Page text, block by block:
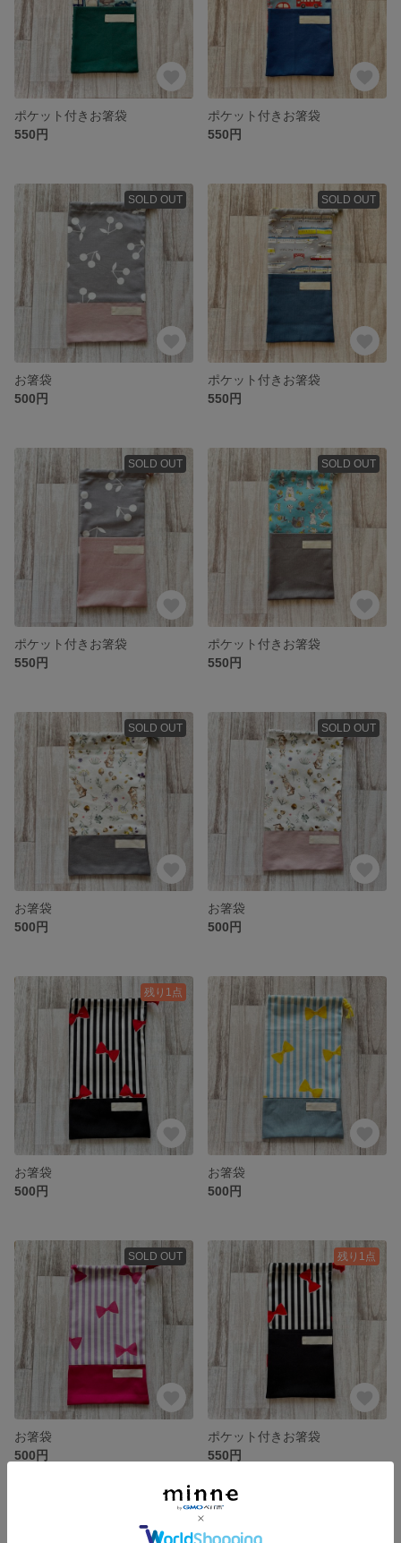
ポケット付きお箸袋
550円
ポケット付きお箸袋
550円
SOLD OUT
お箸袋
500円
SOLD OUT
ポケット付きお箸袋
550円
SOLD OUT
ポケット付きお箸袋
550円
SOLD OUT
ポケット付きお箸袋
550円
SOLD OUT
お箸袋
500円
SOLD OUT
お箸袋
500円
残り1点
お箸袋
500円
お箸袋
500円
SOLD OUT
お箸袋
500円
残り1点
ポケット付きお箸袋
550円